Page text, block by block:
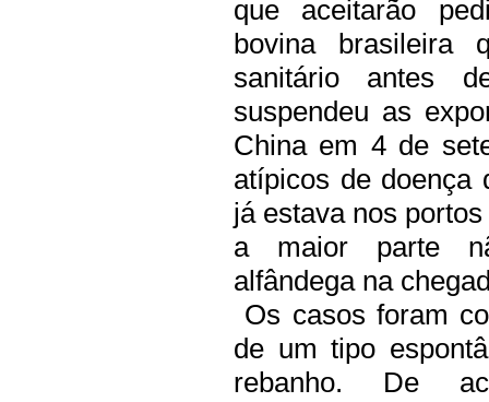
que aceitarão
bovina brasileira
sanitário antes
suspendeu as
China em 4 de
atípicos de doença
já estava nos
a maior parte
alfândega na
Os casos foram
de um tipo
rebanho. De